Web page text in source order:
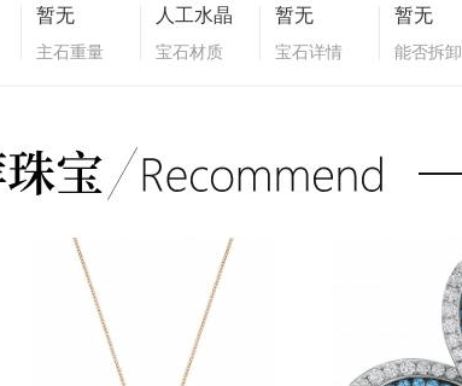
暂无
主石重量
人工水晶
宝石材质
暂无
宝石详情
暂无
能否拆卸